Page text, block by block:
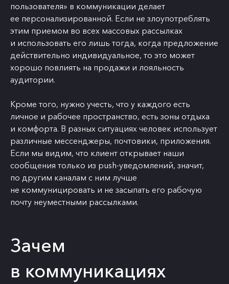
пользователя» в коммуникации делает
ее персонализированной. Если не злоупотреблять
этим приемом во всех массовых рассылках
и использовать его лишь тогда, когда предложение
действительно индивидуальное, то это может
хорошо повлиять на продажи и лояльность
аудитории.
Кроме того, нужно учесть, что у каждого есть
личное и рабочее пространство, есть зоны отдыха
и комфорта. В разных ситуациях человек использует
различные мессенджеры, почтовики, приложения.
Если мы видим, что клиент открывает наши
сообщения только из push-уведомлений, значит,
по другим каналам с ним лучше
не коммуницировать и не засыпать его рабочую
почту неуместными рассылками.
Зачем
в коммуникациях